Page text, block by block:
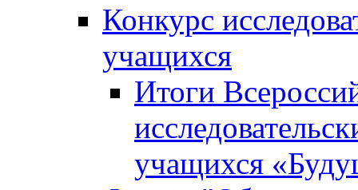
Конкурс
учащихся
Итоги
учащихся